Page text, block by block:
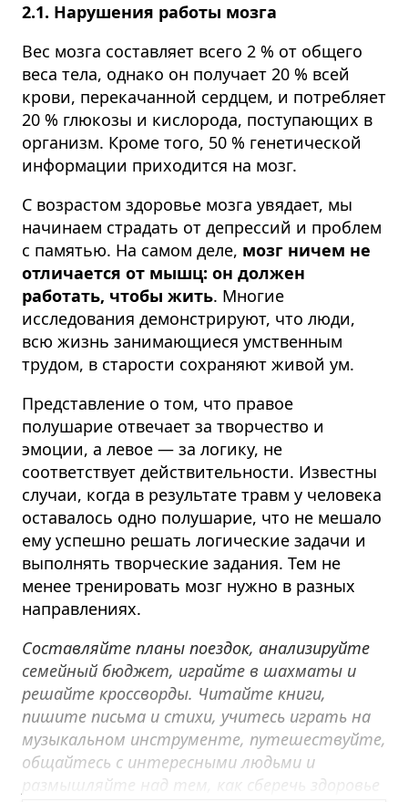
2.1. Нарушения работы мозга
Вес мозга составляет всего 2 % от общего
веса тела, однако он получает 20 % всей
крови, перекачанной сердцем, и потребляет
20 % глюкозы и кислорода, поступающих в
организм. Кроме того, 50 % генетической
информации приходится на мозг.
С возрастом здоровье мозга увядает, мы
начинаем страдать от депрессий и проблем
с памятью. На самом деле, мозг ничем не
отличается от мышц: он должен
работать, чтобы жить. Многие
исследования демонстрируют, что люди,
всю жизнь занимающиеся умственным
трудом, в старости сохраняют живой ум.
Представление о том, что правое
полушарие отвечает за творчество и
эмоции, а левое — за логику, не
соответствует действительности. Известны
случаи, когда в результате травм у человека
оставалось одно полушарие, что не мешало
ему успешно решать логические задачи и
выполнять творческие задания. Тем не
менее тренировать мозг нужно в разных
направлениях.
Составляйте планы поездок, анализируйте
семейный бюджет, играйте в шахматы и
решайте кроссворды. Читайте книги,
пишите письма и стихи, учитесь играть на
музыкальном инструменте, путешествуйте,
общайтесь с интересными людьми и
размышляйте над тем, как сберечь здоровье